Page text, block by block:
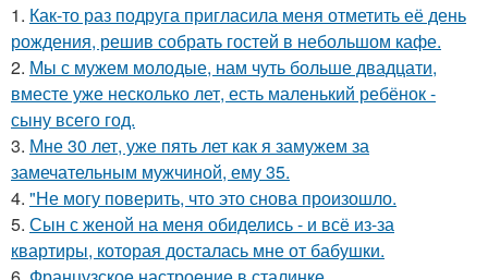
1. Как-то раз подруга пригласила меня отметить её день
рождения, решив собрать гостей в небольшом кафе.
2. Мы с мужем молодые, нам чуть больше двадцати,
вместе уже несколько лет, есть маленький ребёнок -
сыну всего год.
3. Мне 30 лет, уже пять лет как я замужем за
замечательным мужчиной, ему 35.
4. "Не могу поверить, что это снова произошло.
5. Сын с женой на меня обиделись - и всё из-за
квартиры, которая досталась мне от бабушки.